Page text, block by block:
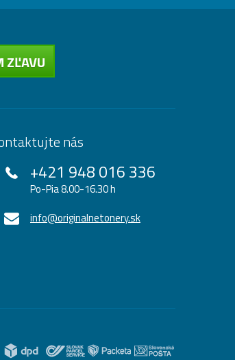
ZĽAVU
nás
+421 948 016 336
Po-Pia 8.00-16.30 h
info@originalnetonery.sk